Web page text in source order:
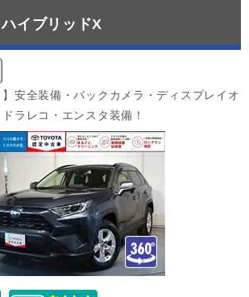
イブリッドX
】安全装備・バックカメラ・ディスプレイオ
ラレコ・エンスタ装備！